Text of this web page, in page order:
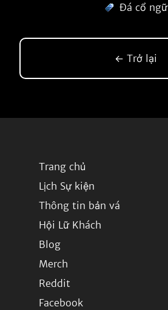
Đá cổ ngữ
← Trở lại
Trang chủ
Lịch Sự kiện
Thông tin bản vá
Hội Lữ Khách
Blog
Merch
Reddit
Facebook